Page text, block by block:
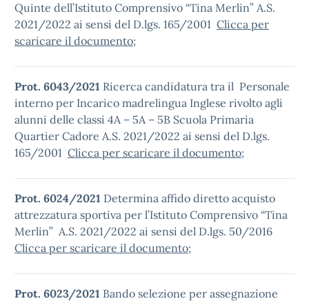
Quinte dell’Istituto Comprensivo “Tina Merlin” A.S.
2021/2022 ai sensi del D.lgs. 165/2001 Clicca per
scaricare il documento;
Prot. 6043/2021 Ricerca candidatura tra il Personale
interno per Incarico madrelingua Inglese rivolto agli
alunni delle classi 4A – 5A – 5B Scuola Primaria
Quartier Cadore A.S. 2021/2022 ai sensi del D.lgs.
165/2001 Clicca per scaricare il documento;
Prot. 6024/2021 Determina affido diretto acquisto
attrezzatura sportiva per l’Istituto Comprensivo “Tina
Merlin” A.S. 2021/2022 ai sensi del D.lgs. 50/2016
Clicca per scaricare il documento;
Prot. 6023/2021 Bando selezione per assegnazione